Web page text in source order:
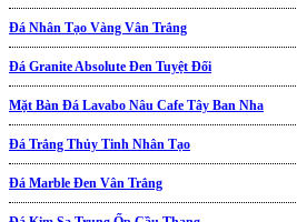
Đá Nhân Tạo Vàng Vân Trắng
Đá Granite Absolute Đen Tuyệt Đối
Mặt Bàn Đá Lavabo Nâu Cafe Tây Ban Nha
Đá Trắng Thủy Tinh Nhân Tạo
Đá Marble Đen Vân Trắng